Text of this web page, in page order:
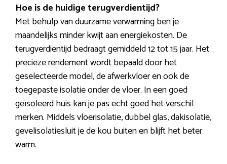
Hoe is de huidige terugverdientijd?
Met behulp van duurzame verwarming ben je
maandelijks minder kwijt aan energiekosten. De
terugverdientijd bedraagt gemiddeld 12 tot 15 jaar. Het
precieze rendement wordt bepaald door het
geselecteerde model, de afwerkvloer en ook de
toegepaste isolatie onder de vloer. In een goed
geïsoleerd huis kan je pas echt goed het verschil
merken. Middels vloerisolatie, dubbel glas, dakisolatie,
gevelisolatiesluit je de kou buiten en blijft het beter
warm.